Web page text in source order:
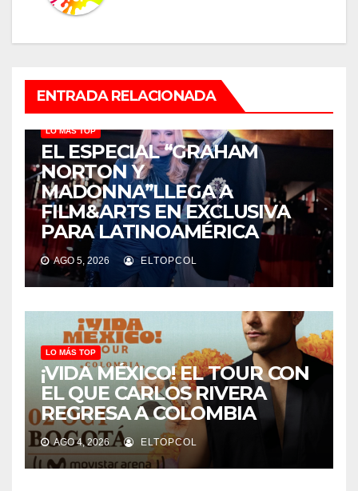
ENTRADA RELACIONADA
LO MÁS TOP
EL ESPECIAL “GRAHAM
NORTON Y
MADONNA”LLEGA A
FILM&ARTS EN EXCLUSIVA
PARA LATINOAMÉRICA
AGO 5, 2026 ELTOPCOL
LO MÁS TOP
¡VIDA MÉXICO! EL TOUR CON
EL QUE CARLOS RIVERA
REGRESA A COLOMBIA
AGO 4, 2026 ELTOPCOL